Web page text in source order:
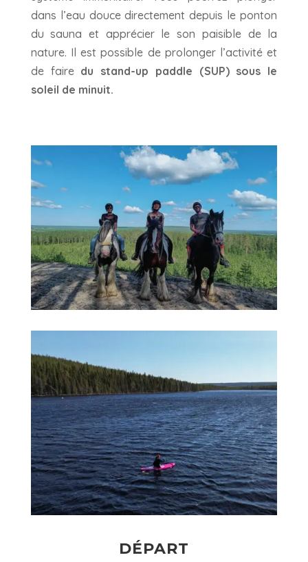
dans l’eau douce directement depuis le ponton
du sauna et apprécier le son paisible de la
nature. Il est possible de prolonger l’activité et
de faire du stand-up paddle (SUP) sous le
soleil de minuit.
DÉPART